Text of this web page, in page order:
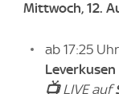
Mittwoch, 12.
ab 17:25
Leverkusen
📺LIVE auf